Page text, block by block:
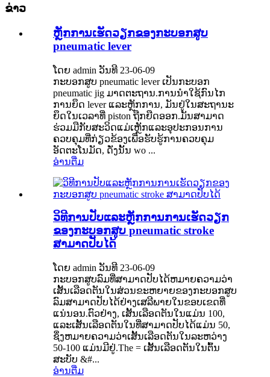
ຂ່າວ
ຫຼັກການເຮັດວຽກຂອງກະບອກສູບ
pneumatic lever
ໂດຍ admin ວັນທີ 23-06-09
ກະບອກສູບ pneumatic lever ເປັນກະບອກ
pneumatic jig ມາດຕະຖານ.ການນໍາໃຊ້ກົນໄກ
ການຍຶດ lever ແລະຫຼັກການ, ມັນຢູ່ໃນສະຖານະ
ຍຶດໃນເວລາທີ່ piston ຖືກຍືດອອກ.ມັນສາມາດ
ຮ່ວມມືກັບສະວິດແມ່ເຫຼັກແລະອຸປະກອນການ
ຄວບຄຸມທີ່ກ່ຽວຂ້ອງເພື່ອຮັບຮູ້ການຄວບຄຸມ
ອັດຕະໂນມັດ, ດັ່ງນັ້ນ wo ...
ອ່ານ​ຕື່ມ
ວິທີການປັບແລະຫຼັກການການເຮັດວຽກ
ຂອງກະບອກສູບ pneumatic stroke
ສາມາດປັບໄດ້
ໂດຍ admin ວັນທີ 23-06-09
ກະບອກສູບລົມທີ່ສາມາດປັບໄດ້ຫມາຍຄວາມວ່າ
ເສັ້ນເລືອດຕັນໃນສ່ວນຂະຫຍາຍຂອງກະບອກສູບ
ລົມສາມາດປັບໄດ້ຢ່າງເສລີພາຍໃນຂອບເຂດທີ່
ແນ່ນອນ.ຕົວຢ່າງ, ເສັ້ນເລືອດຕັນໃນແມ່ນ 100,
ແລະເສັ້ນເລືອດຕັນໃນທີ່ສາມາດປັບໄດ້ແມ່ນ 50,
ຊຶ່ງຫມາຍຄວາມວ່າເສັ້ນເລືອດຕັນໃນລະຫວ່າງ
50-100 ແມ່ນມີຢູ່.The = ເສັ້ນເລືອດຕັນໃນຕົ້ນ
ສະບັບ &#...
ອ່ານ​ຕື່ມ